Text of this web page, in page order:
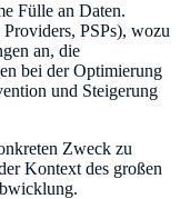
Fülle an Daten.
PSPs), wozu
an, die
bei der Optimierung
und Steigerung
Zweck zu
Kontext des großen